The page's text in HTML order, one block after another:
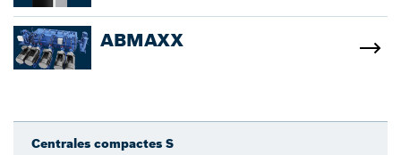
ABMAXX
Centrales compactes S